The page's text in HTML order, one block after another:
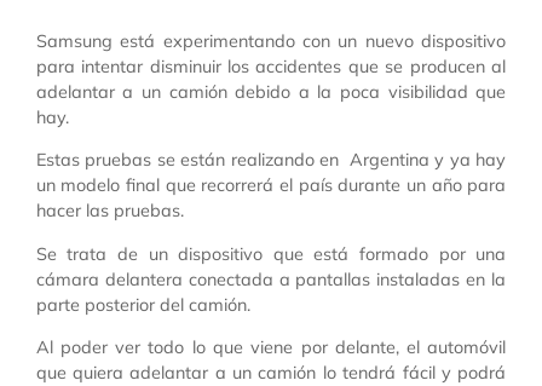
Samsung está experimentando con un nuevo dispositivo
para intentar disminuir los accidentes que se producen al
adelantar a un camión debido a la poca visibilidad que
hay.
Estas pruebas se están realizando en Argentina y ya hay
un modelo final que recorrerá el país durante un año para
hacer las pruebas.
Se trata de un dispositivo que está formado por una
cámara delantera conectada a pantallas instaladas en la
parte posterior del camión.
Al poder ver todo lo que viene por delante, el automóvil
que quiera adelantar a un camión lo tendrá fácil y podrá